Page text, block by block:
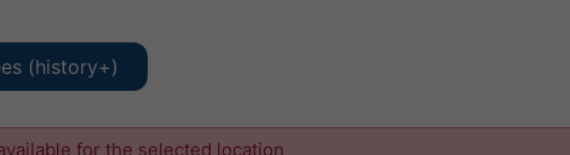
(history+)
for the selected location